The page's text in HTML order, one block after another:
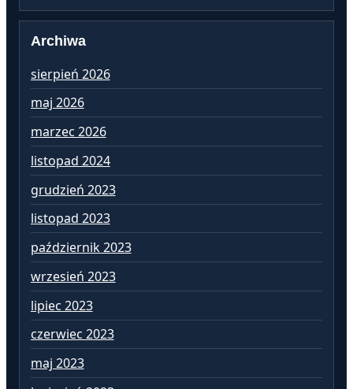
Archiwa
sierpień 2026
maj 2026
marzec 2026
listopad 2024
grudzień 2023
listopad 2023
październik 2023
wrzesień 2023
lipiec 2023
czerwiec 2023
maj 2023